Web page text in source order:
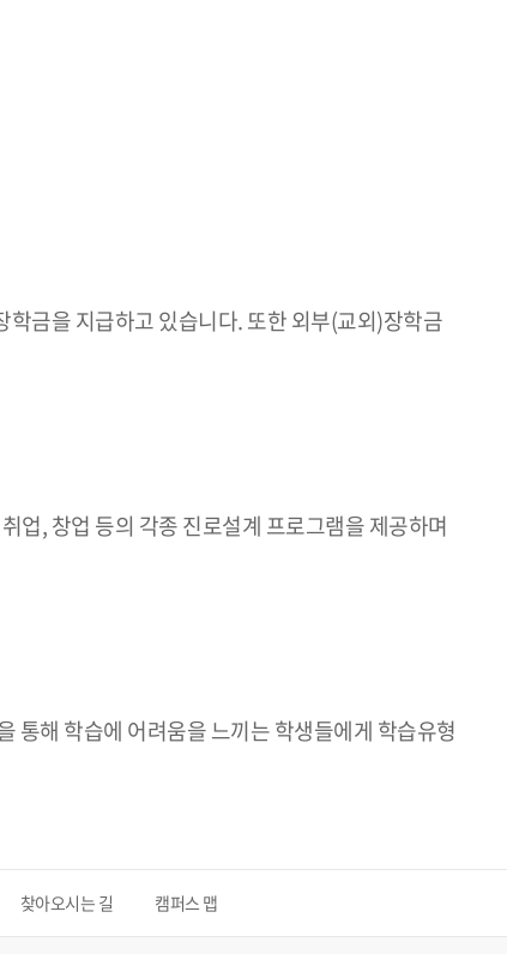
금을 지급하고 있습니다. 또한 외부(교외)장학금
업, 창업 등의 각종 진로설계 프로그램을 제공하며
통해 학습에 어려움을 느끼는 학생들에게 학습유형
찾아오시는 길 캠퍼스 맵